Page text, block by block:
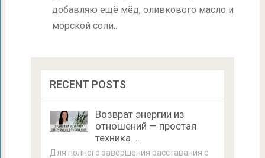
добавляю ещё мёд, оливкового масло и
морской соли..
RECENT POSTS
Возврат энергии из
отношений — простая
техника …
Для полного завершения расставания с